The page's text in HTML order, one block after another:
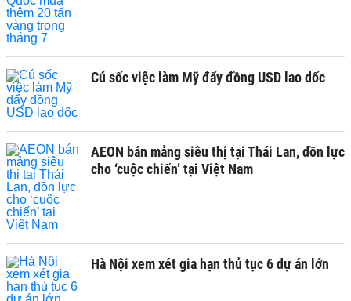
Cú sốc việc làm Mỹ đẩy đồng USD lao dốc
AEON bán mảng siêu thị tại Thái Lan, dồn lực
cho ‘cuộc chiến’ tại Việt Nam
Hà Nội xem xét gia hạn thủ tục 6 dự án lớn